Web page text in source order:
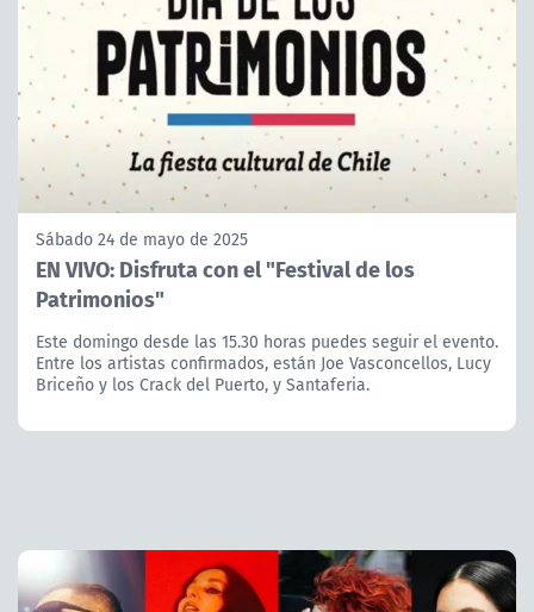
Sábado 24 de mayo de 2025
EN VIVO: Disfruta con el "Festival de los
Patrimonios"
Este domingo desde las 15.30 horas puedes seguir el evento.
Entre los artistas confirmados, están Joe Vasconcellos, Lucy
Briceño y los Crack del Puerto, y Santaferia.